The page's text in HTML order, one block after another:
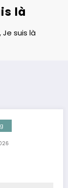
là
Je suis là